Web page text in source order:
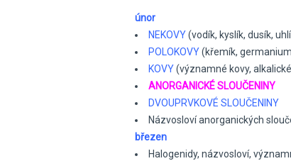
únor
NEKOVY(vodík, kyslík, dusík,
POLOKOVY(křemík,
KOVY(významné kovy,
ANORGANICKÉ SLOUČENINY
DVOUPRVKOVÉ SLOUČENINY
Názvosloví anorganických
březen
Halogenidy, názvosloví,